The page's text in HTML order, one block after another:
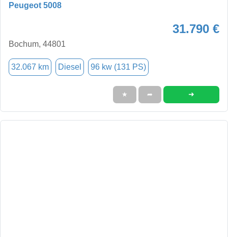
Peugeot 5008
31.790 €
Bochum, 44801
32.067 km Diesel 96 kw (131 PS)
★ ➦ ➜